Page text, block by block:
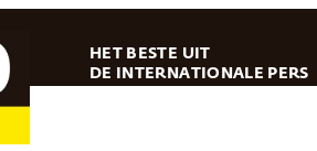
HET BESTE UIT
DE INTERNATIONALE PERS